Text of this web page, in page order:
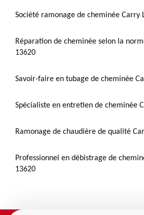
Société ramonage de cheminée Carry
Réparation de cheminée selon la
13620
Savoir-faire en tubage de cheminée
Spécialiste en entretien de cheminée
Ramonage de chaudière de qualité
Professionnel en débistrage de
13620